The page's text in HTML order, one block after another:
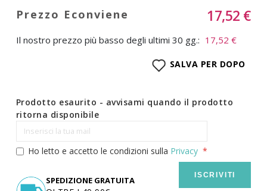
17,52 €
Il nostro prezzo più basso degli ultimi 30 gg.: 17,52 €
SALVA PER DOPO
Prodotto esaurito - avvisami quando il prodotto
ritorna disponibile
Ho letto e accetto le condizioni sulla Privacy
ISCRIVITI
SPEDIZIONE GRATUITA